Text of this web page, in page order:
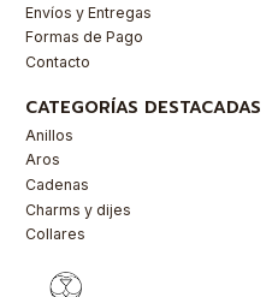
Envíos y Entregas
Formas de Pago
Contacto
CATEGORÍAS DESTACADAS
Anillos
Aros
Cadenas
Charms y dijes
Collares